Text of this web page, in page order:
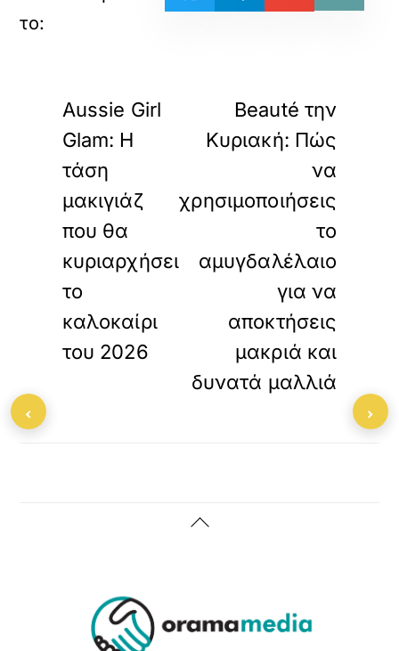
Aussie Girl
Glam: H
τάση
μακιγιάζ
που θα
κυριαρχήσει
το
καλοκαίρι
του 2026
Beauté την
Κυριακή: Πώς
να
χρησιμοποιήσεις
το
αμυγδαλέλαιο
για να
αποκτήσεις
μακριά και
δυνατά μαλλιά
Back
‹ ›